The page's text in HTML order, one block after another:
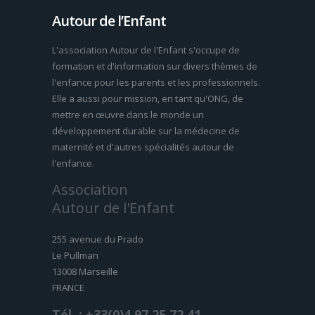
Autour de l’Enfant
L'association Autour de l'Enfant s'occupe de
formation et d'information sur divers thèmes de
l'enfance pour les parents et les professionnels.
Elle a aussi pour mission, en tant qu'ONG, de
mettre en œuvre dans le monde un
développement durable sur la médecine de
maternité et d'autres spécialités autour de
l'enfance.
Association
Autour de l'Enfant
255 avenue du Prado
Le Pullman
13008 Marseille
FRANCE